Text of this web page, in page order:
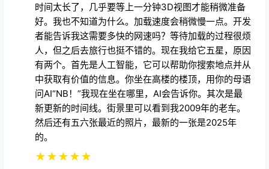
时间太长了，几乎要等上一分钟3D视图才能稍微准备
好。我也不知道为什么。加载速度会稍微慢一点。开发
者能告诉我这需要多快的网速吗？等待加载的过程很烦
人，但之后去旅行也挺不错的。现在我给它五星，原因
有两个。首先是人工智能，它可以帮助你搜索地点并从
中获取有价值的信息。你坐在高楼的楼顶，用你的母语
问AI“NB！”我现在坐在哪里，AI会告诉你。其次是最
新更新的时间线。街景里可以看到我2009年的老车。
然后还有五六张最近的照片，最新的一张是2025年
的。
★★★★★